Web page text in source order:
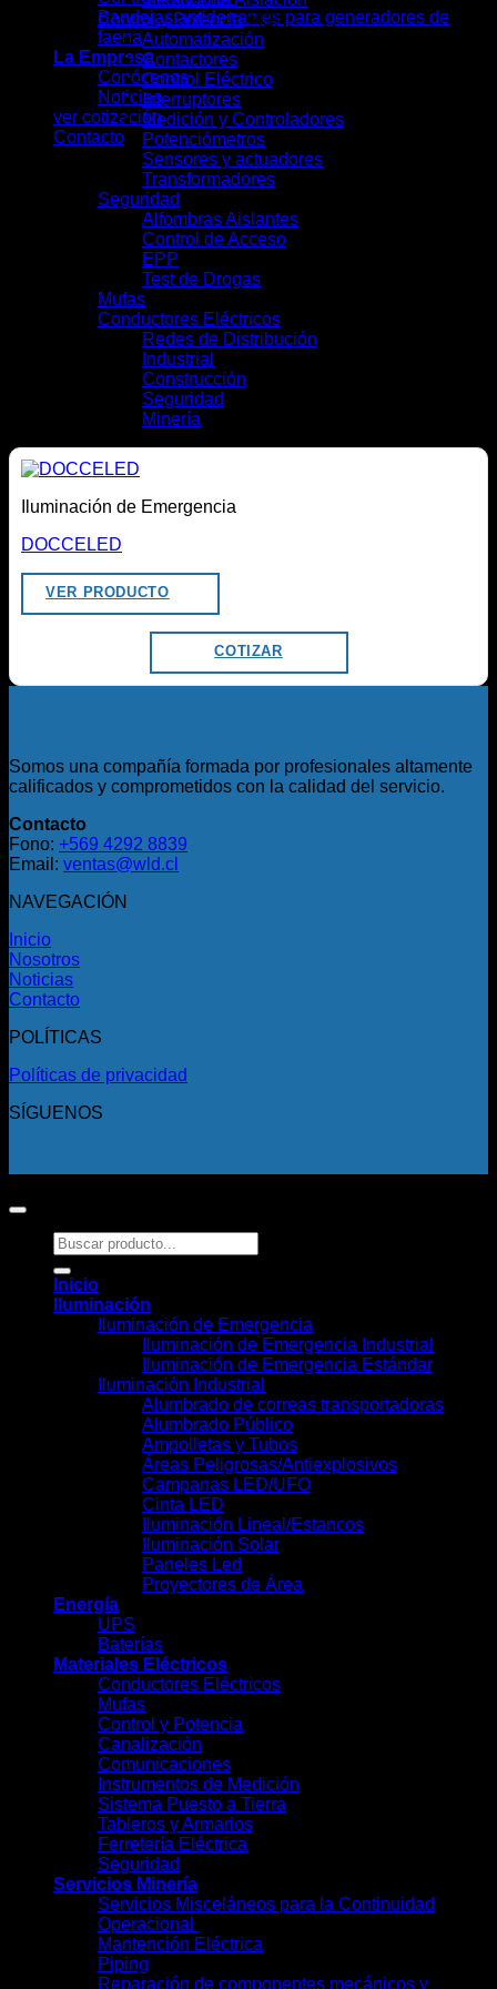
Bandejas antiderrames para generadores de
faena
La Empresa
Conócenos
Noticias
ver cotización
Contacto
Control y Potencia (41)
Automatización
Contactores
Control Eléctrico
Interruptores
Medición y Controladores
Potenciómetros
Sensores y actuadores
Transformadores
Seguridad
Alfombras Aislantes
Control de Acceso
EPP
Test de Drogas
Mufas
Conductores Eléctricos
Redes de Distribución
Industrial
Construcción
Seguridad
Minería
Iluminación de Emergencia
DOCCELED
VER PRODUCTO
COTIZAR
Somos una compañía formada por profesionales altamente
calificados y comprometidos con la calidad del servicio.
Contacto
Fono: +569 4292 8839
Email: ventas@wld.cl
NAVEGACIÓN
Inicio
Nosotros
Noticias
Contacto
POLÍTICAS
Políticas de privacidad
SÍGUENOS
Buscar
por:
Inicio
Iluminación
Iluminación de Emergencia
Iluminación de Emergencia Industrial
Iluminación de Emergencia Estándar
Iluminación Industrial
Alumbrado de correas transportadoras
Alumbrado Público
Ampolletas y Tubos
Áreas Peligrosas/Antiexplosivos
Campanas LED/UFO
Cinta LED
Iluminación Lineal/Estancos
Iluminación Solar
Paneles Led
Proyectores de Área
Energía
UPS
Baterías
Materiales Eléctricos
Conductores Eléctricos
Mufas
Control y Potencia
Canalización
Comunicaciones
Instrumentos de Medición
Sistema Puesto a Tierra
Tableros y Armarios
Ferretería Eléctrica
Seguridad
Servicios Minería
Servicios Misceláneos para la Continuidad
Operacional
Mantención Eléctrica
Piping
Reparación de componentes mecánicos y